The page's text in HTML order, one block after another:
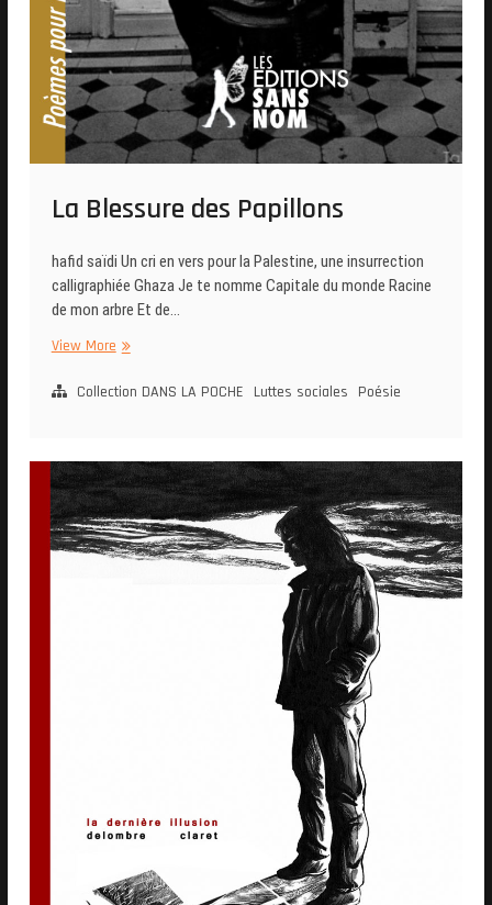
La Blessure des Papillons
hafid saïdi Un cri en vers pour la Palestine, une insurrection
calligraphiée Ghaza Je te nomme Capitale du monde Racine
de mon arbre Et de…
View MoreLa
des
Collection DANS LA POCHE Luttes sociales Poésie